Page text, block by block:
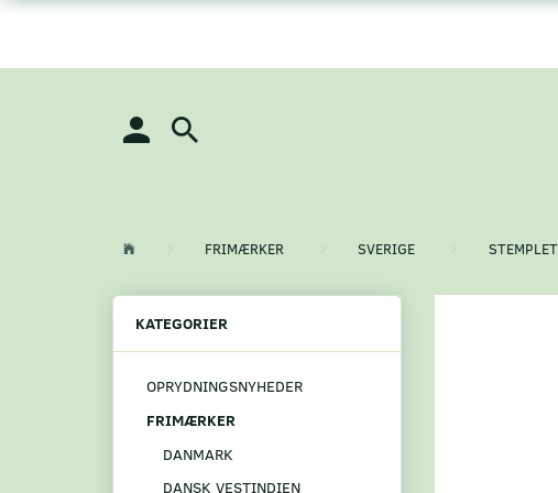
FRIMÆRKER SVERIGE STEMPLET
KATEGORIER
OPRYDNINGSNYHEDER
FRIMÆRKER
DANMARK
DANSK VESTINDIEN